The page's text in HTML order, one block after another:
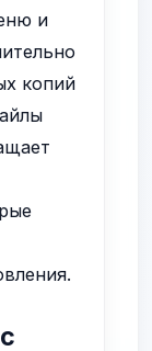
и
копий